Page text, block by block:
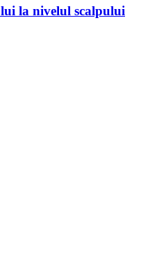
la nivelul scalpului